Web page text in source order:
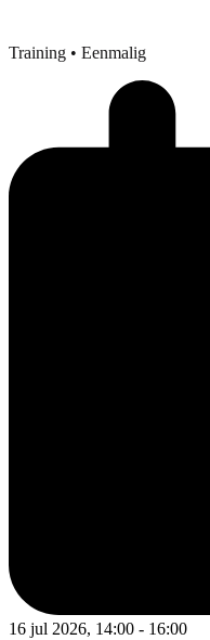
Training • Eenmalig
16 jul 2026, 14:00 - 16:00